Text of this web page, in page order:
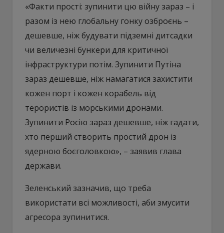
«Факти прості: зупинити цю війну зараз – і
разом із нею глобальну гонку озброєнь –
дешевше, ніж будувати підземні дитсадки
чи величезні бункери для критичної
інфраструктури потім. Зупинити Путіна
зараз дешевше, ніж намагатися захистити
кожен порт і кожен корабель від
терористів із морськими дронами.
Зупинити Росію зараз дешевше, ніж гадати,
хто перший створить простий дрон із
ядерною боєголовкою», – заявив глава
держави.
Зеленський зазначив, що треба
використати всі можливості, аби змусити
агресора зупинитися.